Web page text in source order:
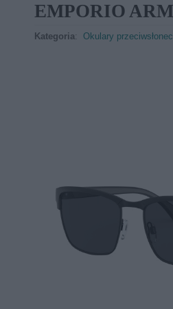
EMPORIO
Kategoria: Okulary